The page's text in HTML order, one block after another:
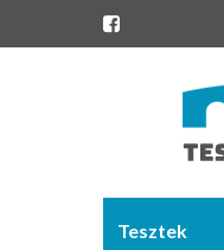
Tesztek